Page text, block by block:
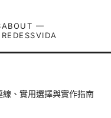
ABOUT —
REDESSVIDA
、實用選擇與實作指南